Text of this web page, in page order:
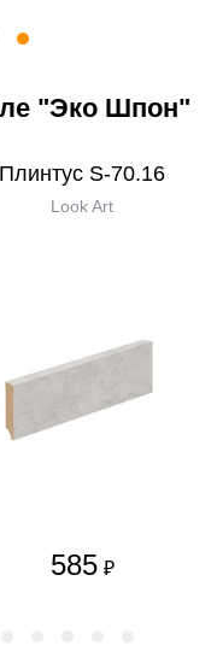
"Эко Шпон"
Плинтус S-70.16
Look Art
585 ₽